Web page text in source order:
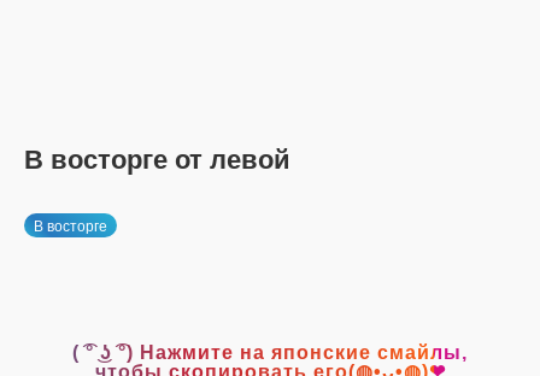
В восторге от левой
В восторге
( ͡° ͜ʖ ͡°) Нажмите на японские смайлы,
чтобы скопировать его(◍•ᴗ•◍)❤